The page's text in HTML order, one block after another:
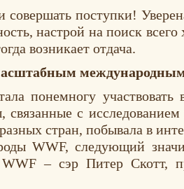
поступки!
настрой на поиск
возникает отдача.
понемногу
с
стран, побывала в
WWF, следующий
WWF – сэр Питер Скотт,